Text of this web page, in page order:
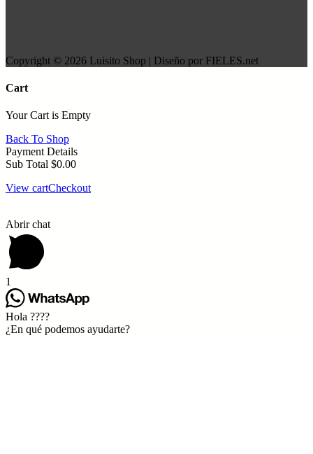
Copyright © 2026 Luisito Shop | Diseño por FIELES.net
Cart
Your Cart is Empty
Back To Shop
Payment Details
Sub Total $0.00
View cartCheckout
Abrir chat
1
Hola ????
¿En qué podemos ayudarte?